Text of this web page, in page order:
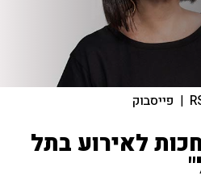
| פייסבוק
לאירוע בתל